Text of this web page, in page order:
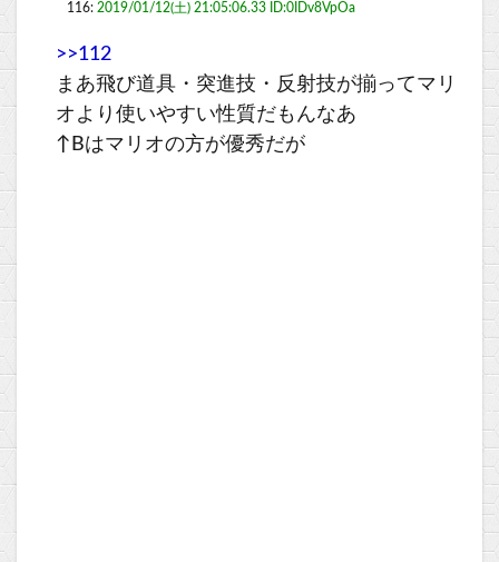
116: 2019/01/12(土) 21:05:06.33 ID:0IDv8VpOa
>>112
まあ飛び道具・突進技・反射技が揃ってマリ
オより使いやすい性質だもんなあ
↑Bはマリオの方が優秀だが